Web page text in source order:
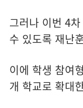
그러나 이번 4
수 있도록 재난
이에 학생 참여
개 학교로 확대